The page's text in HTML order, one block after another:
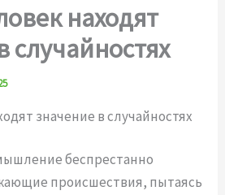
находят
случайностях
значение в случайностях
беспрестанно
происшествия, пытаясь